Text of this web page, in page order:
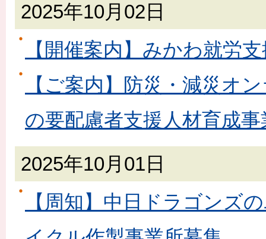
2025年10月02日
【開催案内】みかわ就労
【ご案内】防災・減災オ
の要配慮者支援人材育成事
2025年10月01日
【周知】中日ドラゴンズ